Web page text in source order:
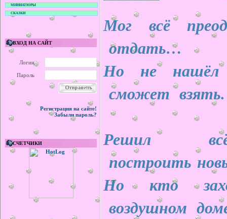
МИНИАТЮРЫ
СКАЗКИ
ВХОД НА САЙТ
Логин
Пароль
Регистрация на сайте!
Забыли пароль?
СЧЕТЧИКИ
Мог всё
отдать…
Но не
сможет взять.
Решил
построить
Но кто
воздушном